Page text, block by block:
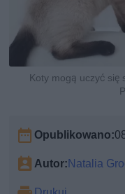
Koty mogą uczyć się
Opublikowano:
Autor: Natalia